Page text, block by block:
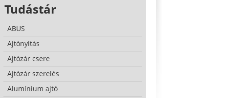
Tudástár
ABUS
Ajtónyitás
Ajtózár csere
Ajtózár szerelés
Alumínium ajtó